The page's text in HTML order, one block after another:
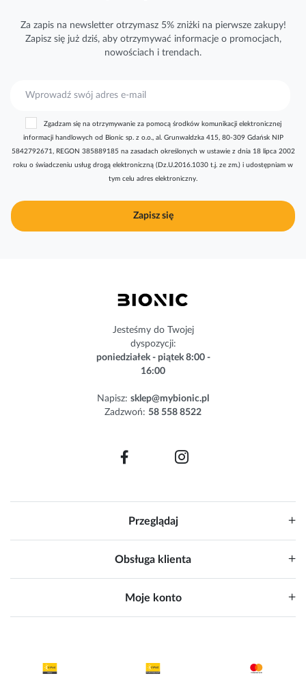
Za zapis na newsletter otrzymasz 5% zniżki na pierwsze zakupy!
Zapisz się już dziś, aby otrzymywać informacjeo promocjach,
nowościach i trendach.
r
y
j
n
Zapisz się
Zgadzam się na otrzymywanie za pomocą środków komunikacji elektronicznej
informacji handlowych od Bionic sp. z o.o., al. Grunwaldzka 415, 80-309 Gdańsk NIP
5842792671, REGON 385889185 na zasadach określonych w ustawie z dnia 18 lipca 2002
roku o świadczeniu usług drogą elektroniczną (Dz.U.2016.1030 t.j. ze zm.) i udostępniam w
tym celu adres elektroniczny.
Jesteśmy do Twojej
dyspozycji:
poniedziałek - piątek 8:00 -
16:00
Napisz: sklep@mybionic.pl
Zadzwoń: 58 558 8522
Przeglądaj
Obsługa klienta
Moje konto